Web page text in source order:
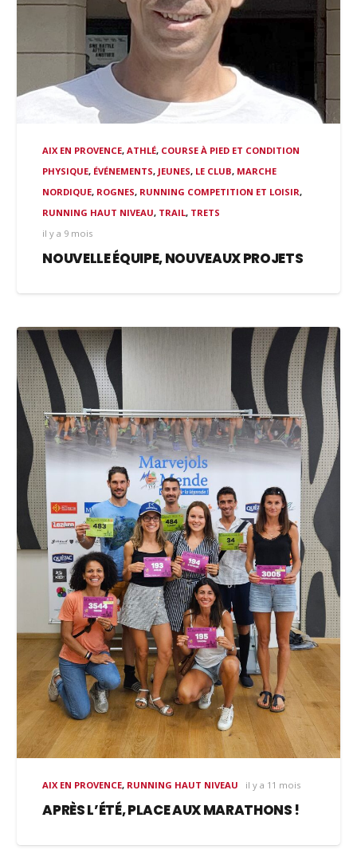
AIX EN PROVENCE,ATHLÉ, COURSE À PIED ET CONDITION
PHYSIQUE, ÉVÉNEMENTS, JEUNES, LE CLUB, MARCHE
NORDIQUE, ROGNES, RUNNING COMPETITION ET LOISIR,
RUNNING HAUT NIVEAU, TRAIL, TRETS
il y a 9 mois
NOUVELLE ÉQUIPE, NOUVEAUX PROJETS
AIX EN PROVENCE, RUNNING HAUT NIVEAU il y a 11 mois
APRÈS L’ÉTÉ, PLACE AUX MARATHONS !